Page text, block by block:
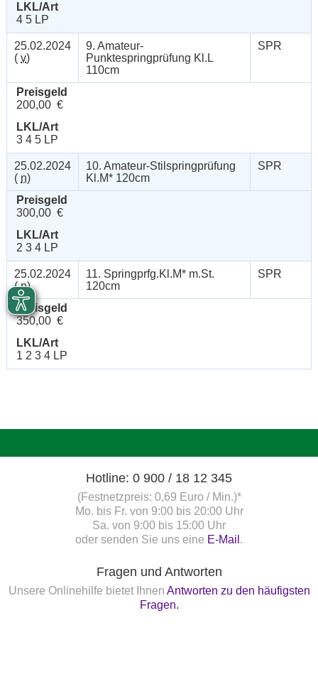
LKL/Art
4 5 LP
25.02.2024
( v)
9. Amateur-
Punktespringprüfung Kl.L
110cm
SPR
Preisgeld
200,00 €
LKL/Art
3 4 5 LP
25.02.2024
( n)
10. Amateur-Stilspringprüfung
Kl.M* 120cm
SPR
Preisgeld
300,00 €
LKL/Art
2 3 4 LP
25.02.2024
(n)
11. Springprfg.Kl.M* m.St.
120cm
SPR
Preisgeld
350,00 €
LKL/Art
1 2 3 4 LP
Hotline: 0 900 / 18 12 345
(Festnetzpreis: 0,69 Euro / Min.)*
Mo. bis Fr. von 9:00 bis 20:00 Uhr
Sa. von 9:00 bis 15:00 Uhr
oder senden Sie uns eine E-Mail .
Fragen und Antworten
Unsere Onlinehilfe bietet Ihnen Antworten zu den häufigsten
Fragen.